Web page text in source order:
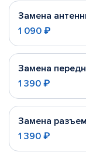
Замена
1 090 ₽
Замена
1 390 ₽
Замена
1 390 ₽